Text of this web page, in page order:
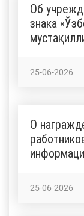
Об
знака
25-06-2026
О
25-06-2026